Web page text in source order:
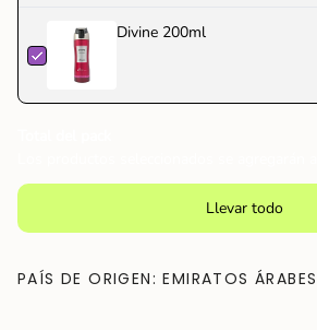
Divine 200ml
Llevar todo
PAÍS DE ORIGEN: EMIRATOS